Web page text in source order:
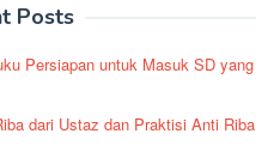
Posts
Persiapan untuk Masuk SD yang
dari Ustaz dan Praktisi Anti Riba